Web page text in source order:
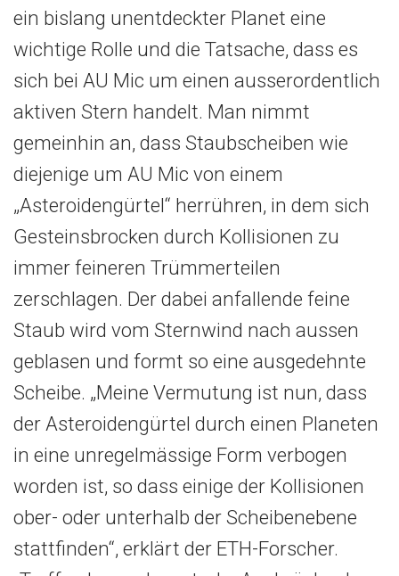
ein bislang unentdeckter Planet eine
wichtige Rolle und die Tatsache, dass es
sich bei AU Mic um einen ausserordentlich
aktiven Stern handelt. Man nimmt
gemeinhin an, dass Staubscheiben wie
diejenige um AU Mic von einem
„Asteroidengürtel“ herrühren, in dem sich
Gesteinsbrocken durch Kollisionen zu
immer feineren Trümmerteilen
zerschlagen. Der dabei anfallende feine
Staub wird vom Sternwind nach aussen
geblasen und formt so eine ausgedehnte
Scheibe. „Meine Vermutung ist nun, dass
der Asteroidengürtel durch einen Planeten
in eine unregelmässige Form verbogen
worden ist, so dass einige der Kollisionen
ober- oder unterhalb der Scheibenebene
stattfinden“, erklärt der ETH-Forscher.